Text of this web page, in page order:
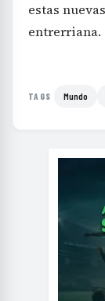
estas
entrerriana.
TAGS Mundo